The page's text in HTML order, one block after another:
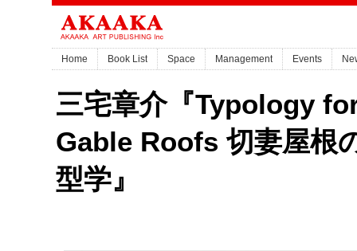
Home Book List Space Management Events
三宅章介『Typology
Gable Roofs 切妻屋根
型学』